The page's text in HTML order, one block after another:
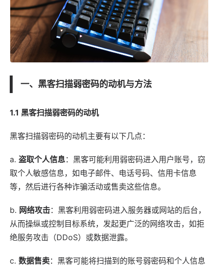
一、黑客扫描弱密码的动机与方法
1.1 黑客扫描弱密码的动机
黑客扫描弱密码的动机主要有以下几点：
a. 盗取个人信息：黑客可能利用弱密码进入用户账号，窃
取个人敏感信息，如电子邮件、电话号码、信用卡信息
等，然后进行各种诈骗活动或售卖这些信息。
b. 网络攻击：黑客利用弱密码进入服务器或网站的后台，
从而操纵或控制目标系统，发起更广泛的网络攻击，如拒
绝服务攻击（DDoS）或数据泄露。
c. 数据售卖：黑客可能将扫描到的账号弱密码和个人信息